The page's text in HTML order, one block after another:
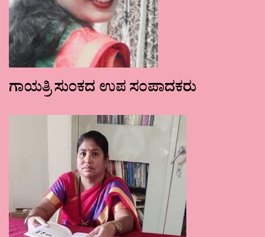
ಗಾಯತ್ರಿ ಸುಂಕದ ಉಪ ಸಂಪಾದಕರು